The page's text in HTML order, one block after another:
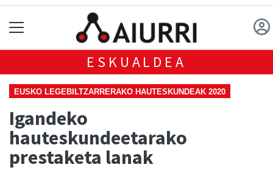
ESKUALDEA
EUSKO LEGEBILTZARRERAKO HAUTESKUNDEAK 2020
Igandeko
hauteskundeetarako
prestaketa lanak